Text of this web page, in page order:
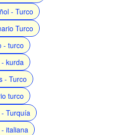
- Turco
Turco
- turco
kurda
- Turco
turco
Turquía
italiana